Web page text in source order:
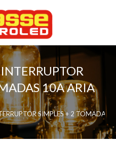
10A ARIA
SIMPLES + 2 TOMADAS